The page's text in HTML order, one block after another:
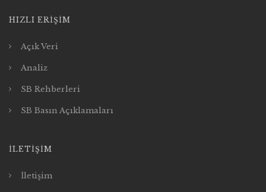
HIZLI ERIŞIM
Açık Veri
Analiz
SB Rehberleri
SB Basın Açıklamaları
İLETIŞIM
İletişim